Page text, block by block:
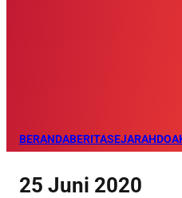
BERANDABERITASEJARAHDOA
25 Juni 2020